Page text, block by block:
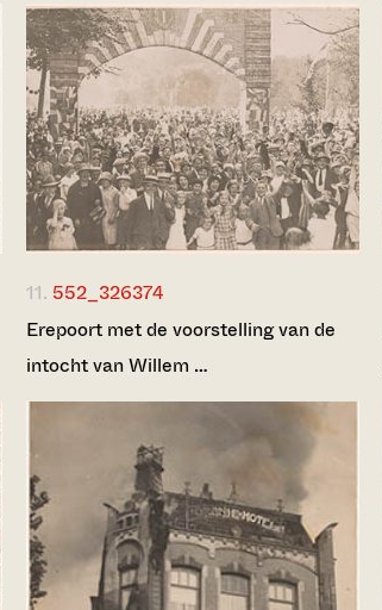
11. 552_326374
Erepoort met de voorstelling van de
intocht van Willem …